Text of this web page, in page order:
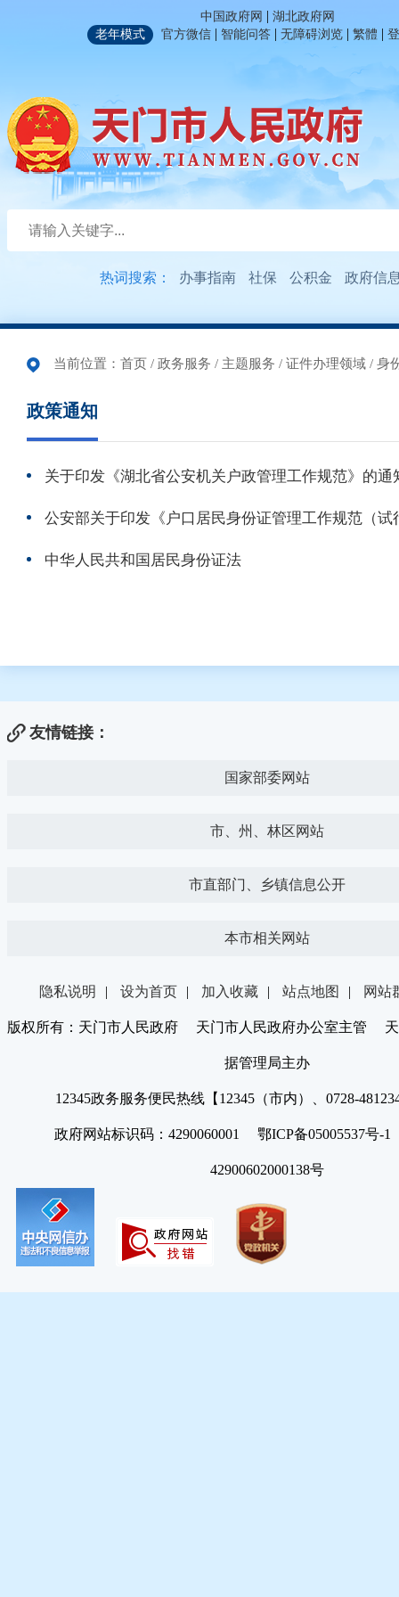
中国政府网 | 湖北政府网
老年模式
官方微信 | 智能问答 | 无障碍浏览 | 繁體 |
热词搜索： 办事指南 社保 公积金 政府信
当前位置： 首页 / 政务服务 / 主题服务 / 证件办理领域 / 身
政策通知
关于印发《湖北省公安机关户政管理工作规范》的通
公安部关于印发《户口居民身份证管理工作规范（试
中华人民共和国居民身份证法
友情链接：
国家部委网站
市、州、林区网站
市直部门、乡镇信息公开
本市相关网站
隐私说明 | 设为首页 | 加入收藏 | 站点地图 | 网站
版权所有：天门市人民政府 天门市人民政府办公室主管 天
据管理局主办
12345政务服务便民热线【12345（市内）、0728-
政府网站标识码：4290060001 鄂ICP备05005537号
42900602000138号